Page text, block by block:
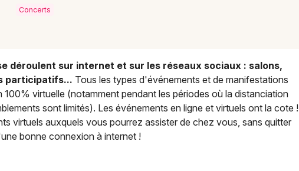
Concerts
déroulent sur internet et sur les réseaux sociaux : salons,
participatifs... Tous les types d'événements et de manifestations
virtuelle (notamment pendant les périodes où la distanciation
sont limités). Les événements en ligne et virtuels ont la cote !
virtuels auxquels vous pourrez assister de chez vous, sans quitter
bonne connexion à internet !